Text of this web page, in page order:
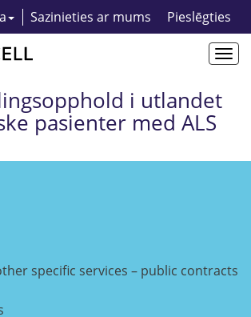
Sazinieties ar mums Pieslēgties
i utlandet
pasienter med ALS
specific services – public contracts